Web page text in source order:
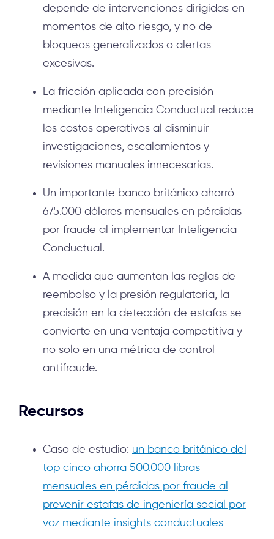
depende de intervenciones dirigidas en
momentos de alto riesgo, y no de
bloqueos generalizados o alertas
excesivas.
La fricción aplicada con precisión
mediante Inteligencia Conductual reduce
los costos operativos al disminuir
investigaciones, escalamientos y
revisiones manuales innecesarias.
Un importante banco británico ahorró
675.000 dólares mensuales en pérdidas
por fraude al implementar Inteligencia
Conductual.
A medida que aumentan las reglas de
reembolso y la presión regulatoria, la
precisión en la detección de estafas se
convierte en una ventaja competitiva y
no solo en una métrica de control
antifraude.
Recursos
Caso de estudio: un banco británico del
top cinco ahorra 500.000 libras
mensuales en pérdidas por fraude al
prevenir estafas de ingeniería social por
voz mediante insights conductuales